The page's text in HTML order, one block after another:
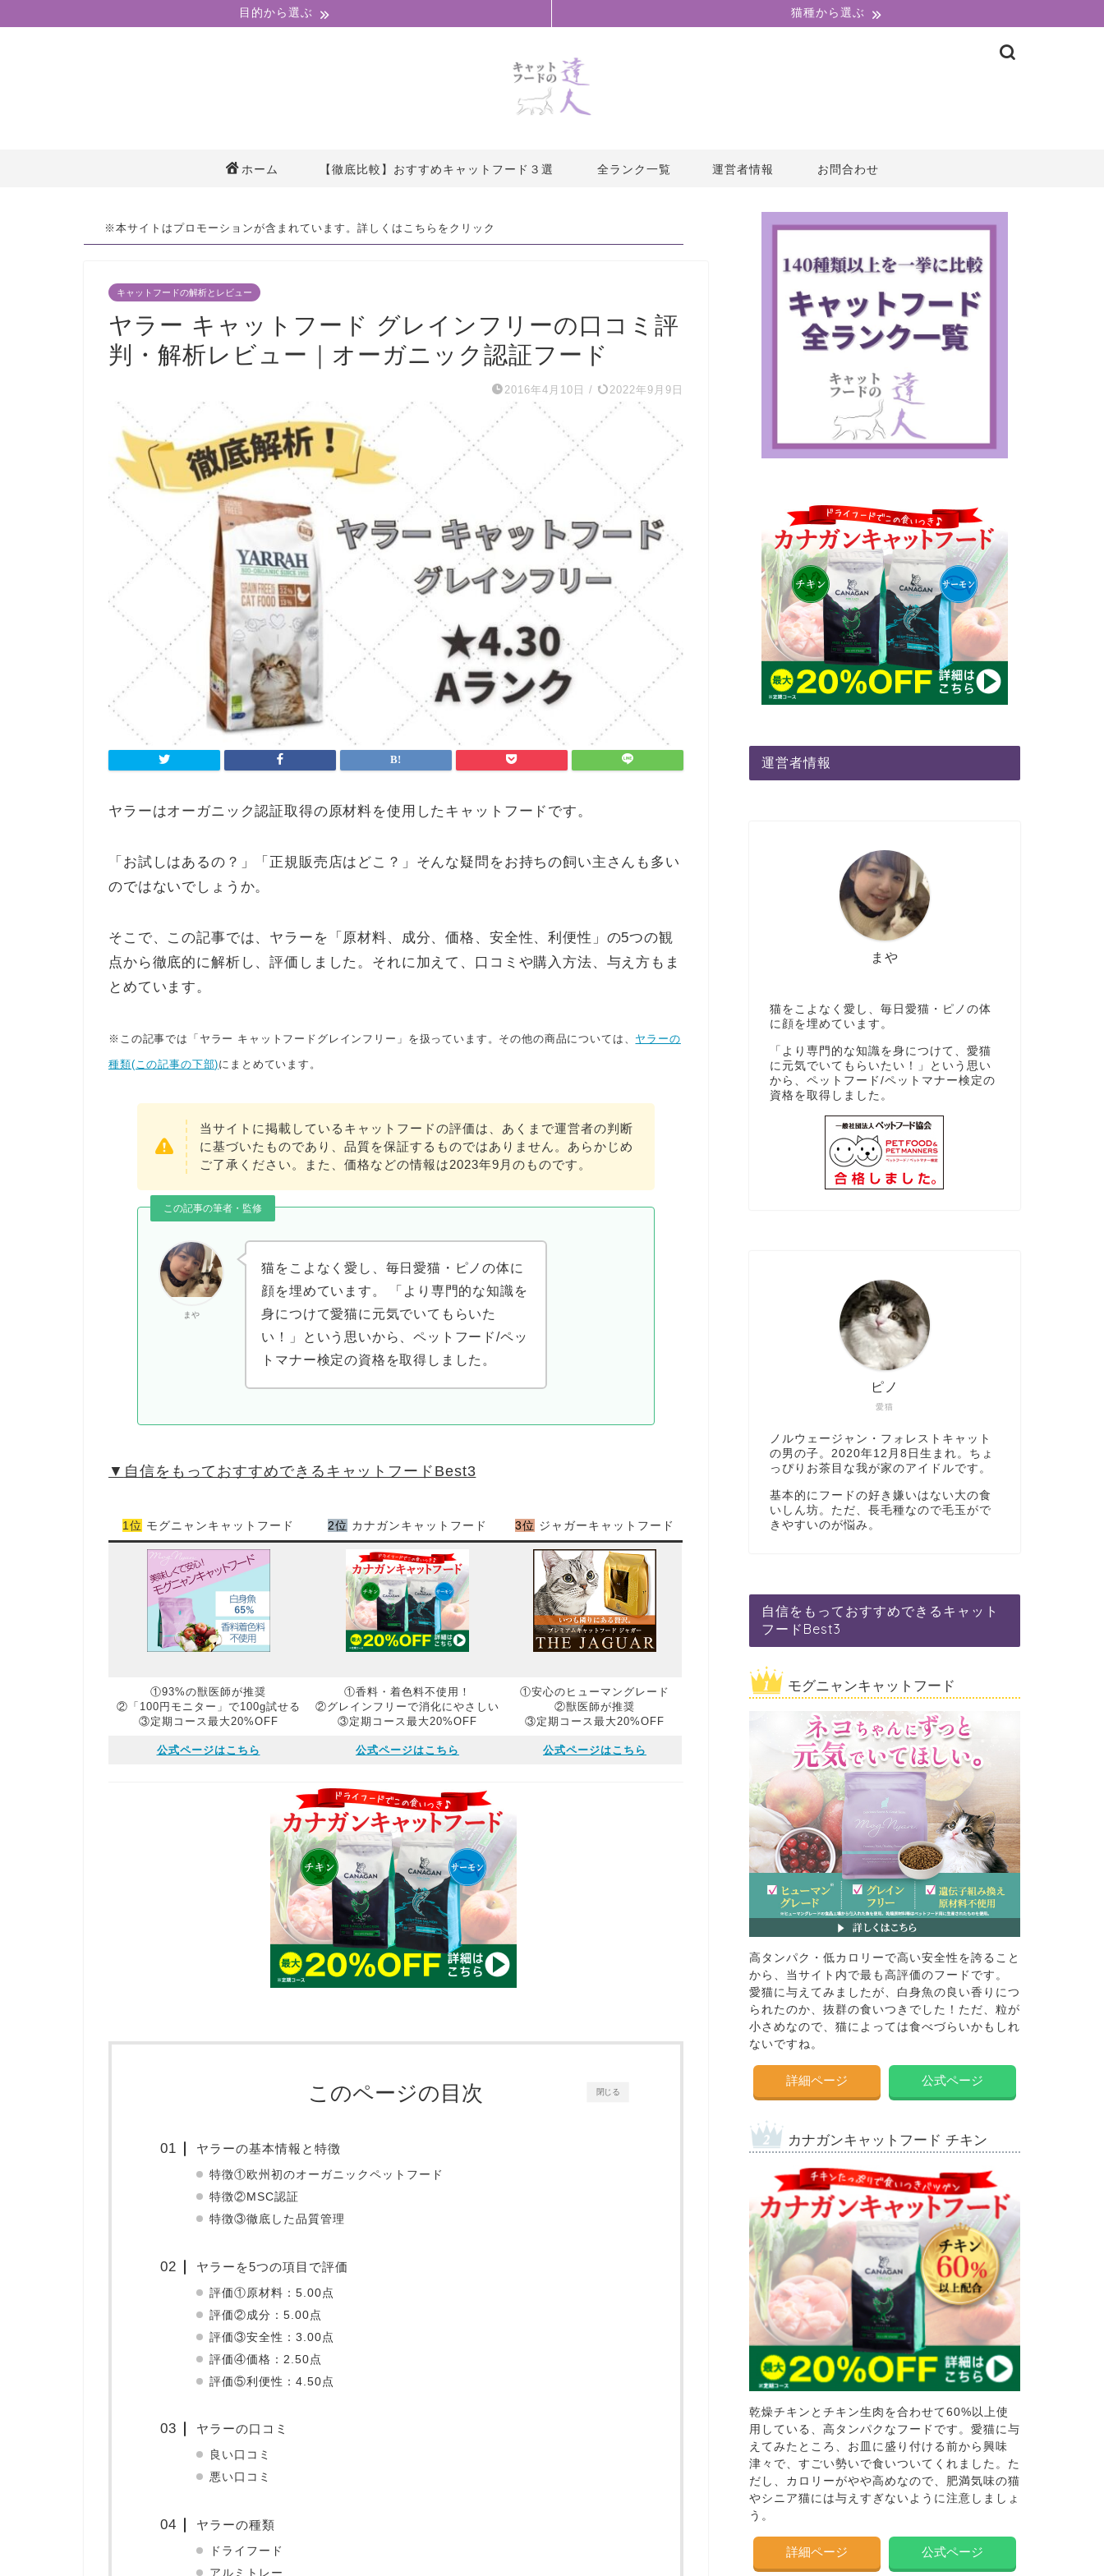
目的から選ぶ 猫種から選ぶ
ホーム 【徹底比較】おすすめキャットフード３選 全ランク一覧 運営者情報 お問合わせ
※本サイトはプロモーションが含まれています。詳しくは こちら をクリック
キャットフードの解析とレビュー
ヤラー キャットフード グレインフリーの口コミ評
判・解析レビュー｜オーガニック認証フード
2016年4月10日 / 2022年9月9日
ヤラーはオーガニック認証取得の原材料を使用したキャットフードです。
「お試しはあるの？」「正規販売店はどこ？」そんな疑問をお持ちの飼い主さんも多い
のではないでしょうか。
そこで、この記事では、ヤラーを「原材料、成分、価格、安全性、利便性」の5つの観
点から徹底的に解析し、評価しました。それに加えて、口コミや購入方法、与え方もま
とめています。
※この記事では「ヤラー キャットフードグレインフリー」を扱っています。その他の商品については、 ヤラーの
種類(この記事の下部)にまとめています。
当サイトに掲載しているキャットフードの評価は、あくまで運営者の判断
に基づいたものであり、品質を保証するものではありません。あらかじめ
ご了承ください。また、価格などの情報は2023年9月のものです。
この記事の筆者・監修
まや
猫をこよなく愛し、毎日愛猫・ピノの体に
顔を埋めています。 「より専門的な知識を
身につけて愛猫に元気でいてもらいた
い！」という思いから、ペットフード/ペッ
トマナー検定の資格を取得しました。
▼ 自信をもっておすすめできるキャットフードBest3
1位 モグニャンキャットフード 2位 カナガンキャットフード 3位 ジャガーキャットフード
①93%の獣医師が推奨
②「100円モニター」で100g試せる
③定期コース最大20%OFF
①香料・着色料不使用！
②グレインフリーで消化にやさしい
③定期コース最大20%OFF
①安心のヒューマングレード
②獣医師が推奨
③定期コース最大20%OFF
公式ページはこちら 公式ページはこちら 公式ページはこちら
閉じる
このページの目次
ヤラーの基本情報と特徴
特徴①欧州初のオーガニックペットフード
特徴②MSC認証
特徴③徹底した品質管理
ヤラーを5つの項目で評価
評価①原材料：5.00点
評価②成分：5.00点
評価③安全性：3.00点
評価④価格：2.50点
評価⑤利便性：4.50点
ヤラーの口コミ
良い口コミ
悪い口コミ
ヤラーの種類
ドライフード
アルミトレー
運営者情報
まや
猫をこよなく愛し、毎日愛猫・ピノの体
に顔を埋めています。
「より専門的な知識を身につけて、愛猫
に元気でいてもらいたい！」という思い
から、ペットフード/ペットマナー検定の
資格を取得しました。
愛猫
ピノ
ノルウェージャン・フォレストキャット
の男の子。2020年12月8日生まれ。ちょ
っぴりお茶目な我が家のアイドルです。
基本的にフードの好き嫌いはない大の食
いしん坊。ただ、長毛種なので毛玉がで
きやすいのが悩み。
自信をもっておすすめできるキャット
フードBest3
モグニャンキャットフード
高タンパク・低カロリーで高い安全性を誇ること
から、当サイト内で最も高評価のフードです。
愛猫に与えてみましたが、白身魚の良い香りにつ
られたのか、抜群の食いつきでした！ただ、粒が
小さめなので、猫によっては食べづらいかもしれ
ないですね。
詳細ページ 公式ページ
カナガンキャットフード チキン
乾燥チキンとチキン生肉を合わせて60%以上使
用している、高タンパクなフードです。愛猫に与
えてみたところ、お皿に盛り付ける前から興味
津々で、すごい勢いで食いついてくれました。た
だし、カロリーがやや高めなので、肥満気味の猫
やシニア猫には与えすぎないように注意しましょ
う。
詳細ページ 公式ページ